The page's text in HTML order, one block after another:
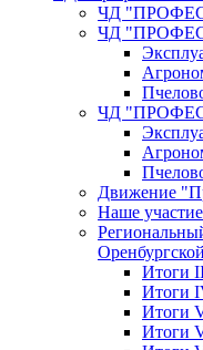
ЧД
ЧД
ЧД
Движение
Наше
Итоги
Итоги
Итоги
Итоги